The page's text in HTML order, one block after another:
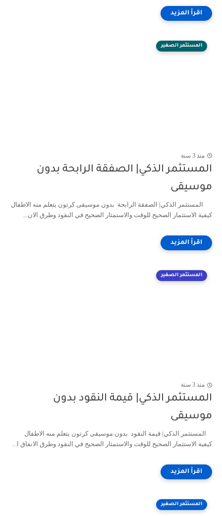
المستثمر الصغير
منذ 3 سنة
المستثمر الذكي| الصفقة الرابحة بدون
موسيقى
المستثمر الذكي| الصفقة الرابحة بدون موسيقى كرتون يتعلم منه الاطفال
كيفية الاستثمار الصحيح للوقت والاستمثار الصحيح في النقود وطرق الان...
المستثمر الصغير
منذ 3 سنة
المستثمر الذكي| قيمة النقود بدون
موسيقى
المستثمر الذكي| قيمة النقود بدون موسيقى كرتون يتعلم منه الاطفال
كيفية الاستثمار الصحيح للوقت والاستمثار الصحيح في النقود وطرق الانفاق ا...
المستثمر الصغير